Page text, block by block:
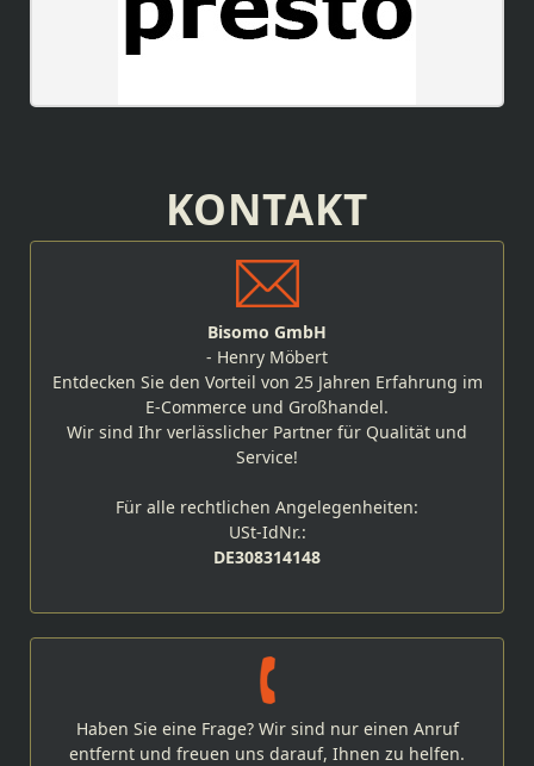
KONTAKT
Bisomo GmbH
- Henry Möbert
Entdecken Sie den Vorteil von 25 Jahren Erfahrung im
E-Commerce und Großhandel.
Wir sind Ihr verlässlicher Partner für Qualität und
Service!
Für alle rechtlichen Angelegenheiten:
USt-IdNr.:
DE308314148
Haben Sie eine Frage? Wir sind nur einen Anruf
entfernt und freuen uns darauf, Ihnen zu helfen.